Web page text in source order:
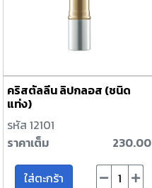
คริสตัลลีน ลิปกลอส (ชนิด
แท่ง)
รหัส 12101
ราคาเต็ม
230.00
ใส่ตะกร้า